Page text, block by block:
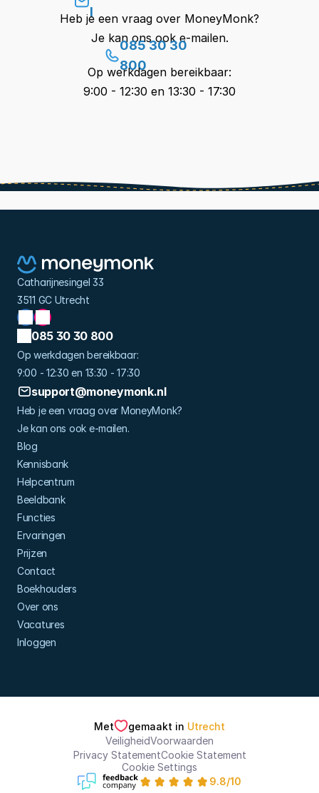
l
Heb je een vraag over MoneyMonk?
Je kan ons ook e-mailen.
085 30 30
800
Op werkdagen bereikbaar:
9:00 - 12:30 en 13:30 - 17:30
Catharijnesingel 33
3511 GC Utrecht
085 30 30 800
Op werkdagen bereikbaar:
9:00 - 12:30 en 13:30 - 17:30
support@moneymonk.nl
Heb je een vraag over MoneyMonk?
Je kan ons ook e-mailen.
Blog
Kennisbank
Helpcentrum
Beeldbank
Functies
Ervaringen
Prijzen
Contact
Boekhouders
Over ons
Vacatures
Inloggen
Met gemaakt in Utrecht
VeiligheidVoorwaarden
Privacy StatementCookie Statement
Cookie Settings
9.8/10